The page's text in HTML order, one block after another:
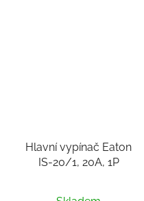
Hlavní vypínač Eaton
IS-20/1, 20A, 1P